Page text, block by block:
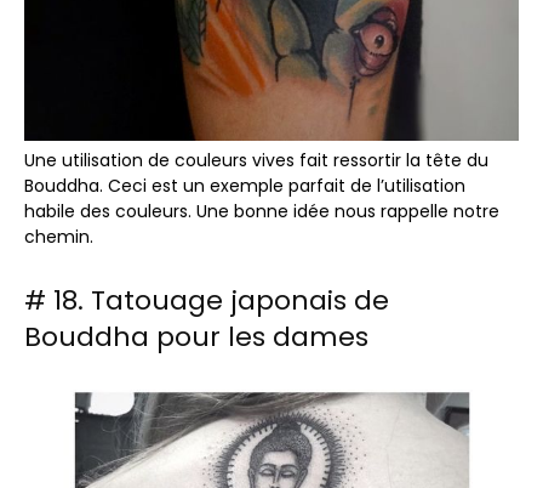
Une utilisation de couleurs vives fait ressortir la tête du
Bouddha. Ceci est un exemple parfait de l’utilisation
habile des couleurs. Une bonne idée nous rappelle notre
chemin.
# 18. Tatouage japonais de
Bouddha pour les dames